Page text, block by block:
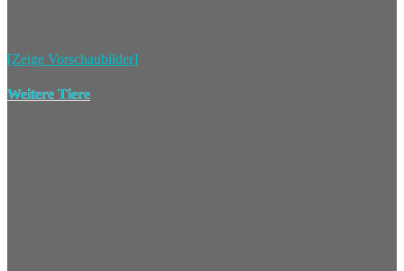
[Zeige Vorschaubilder]
Weitere Tiere